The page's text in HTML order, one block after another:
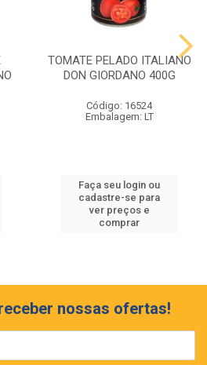
TOMATE PELADO ITALIANO
DON GIORDANO 400G
Código: 16524
Embalagem: LT
Faça seu login ou
cadastre-se para
ver preços e
comprar
nossas ofertas!